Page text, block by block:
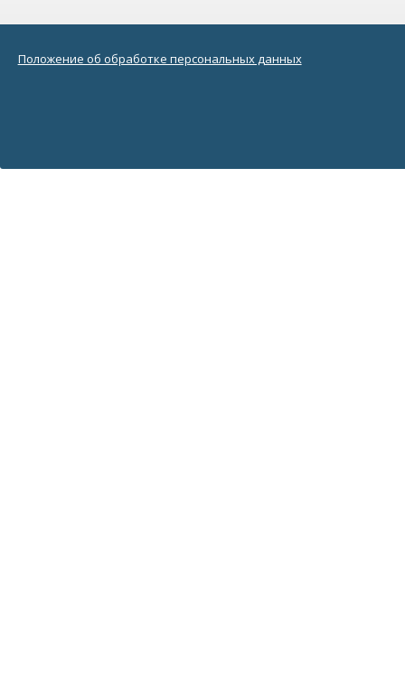
Положение об обработке персональных данных